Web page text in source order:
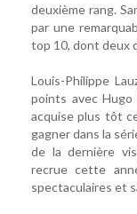
deuxième rang.
par une
top 10, dont deux
Louis-Philippe
points avec
acquise plus tôt
gagner dans la
de la dernière
recrue cette
spectaculaires et